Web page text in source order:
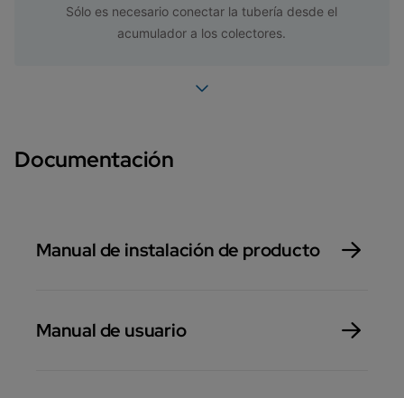
Sólo es necesario conectar la tubería desde el
acumulador a los colectores.
Documentación
Manual de instalación de producto
Manual de usuario